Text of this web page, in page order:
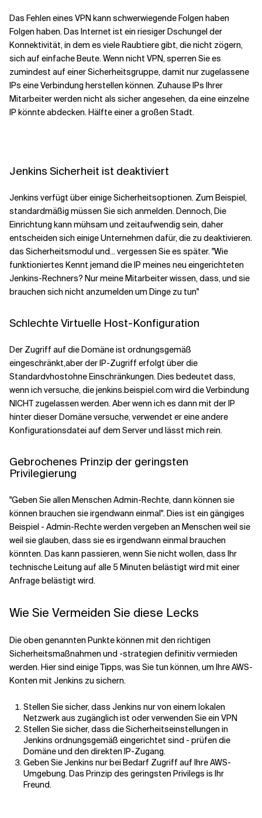
Das Fehlen eines VPN kann schwerwiegende Folgen haben
Folgen haben. Das Internet ist ein riesiger Dschungel der
Konnektivität, in dem es viele Raubtiere gibt, die nicht zögern,
sich auf einfacheBeute.Wenn nicht VPN,sperren Sie es
zumindest auf einer Sicherheitsgruppe,damit nur zugelassene
IPs eine Verbindung herstellen können. Zuhause IPs Ihrer
Mitarbeiter werden nicht als sicher angesehen,da eine einzelne
IP könnteabdecken.Hälfte eineragroßen Stadt.
Jenkins Sicherheit ist deaktiviert
Jenkins verfügt über einige Sicherheitsoptionen. Zum Beispiel,
standardmäßig müssen Sie sich anmelden. Dennoch,Die
Einrichtung kann mühsam und zeitaufwendig sein, daher
entscheiden sich einige Unternehmen dafür, die zu deaktivieren.
das Sicherheitsmodulund...vergessen Sie es später."Wie
funktioniertes Kennt jemand die IP meines neu eingerichteten
Jenkins-Rechners? Nur meine Mitarbeiterwissen, dass,und sie
brauchen sich nicht anzumelden um Dinge zu tun"
Schlechte Virtuelle Host-Konfiguration
Der Zugriff auf die Domäne ist ordnungsgemäß
eingeschränkt,aber der IP-Zugriff erfolgt über die
Standardvhostohne Einschränkungen. Dies bedeutet dass,
wenn ich versuche, diejenkins.beispiel.com wird die Verbindung
NICHT zugelassen werden.Aber wenn ich es dann mit der IP
hinter dieser Domäne versuche, verwendet er eine andere
Konfigurationsdatei auf dem Server und lässt mich rein.
Gebrochenes Prinzip der geringsten
Privilegierung
"Geben Sie allen Menschen Admin-Rechte, dann können sie
können brauchen sieirgendwann einmal". Dies ist ein gängiges
Beispiel - Admin-Rechte werden vergeben an Menschen weil sie
weil sie glauben, dass sie es irgendwann einmal brauchen
könnten.Das kann passieren, wenn Sie nicht wollen, dass Ihr
technische Leitung auf alle 5 Minuten belästigt wird mit einer
Anfrage belästigt wird.
Wie Sie Vermeiden Sie diese Lecks
Die oben genannten Punkte können mit den richtigen
Sicherheitsmaßnahmen und -strategien definitiv vermieden
werden. Hier sind einige Tipps, was Sie tun können, um Ihre AWS-
Konten mit Jenkins zu sichern.
Stellen Sie sicher, dass Jenkins nur von einem lokalen
Netzwerk aus zugänglich ist oder verwenden Sie ein VPN
Stellen Sie sicher, dass die Sicherheitseinstellungen in
Jenkins ordnungsgemäß eingerichtet sind - prüfen die
Domäne und den direkten IP-Zugang.
Geben Sie Jenkins nur bei Bedarf Zugriff auf Ihre AWS-
Umgebung.Das Prinzip des geringsten Privilegs is Ihr
Freund.